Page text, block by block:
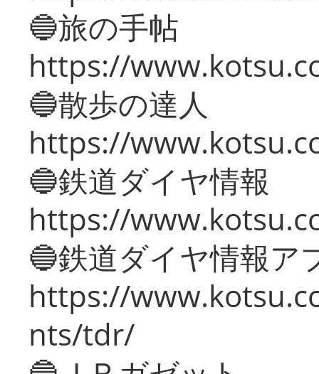
🔵旅の手帖
https://
🔵散歩の達人
https://
🔵鉄道ダイヤ情報
https://
🔵鉄道ダイヤ情報ア
https://
nts/tdr/